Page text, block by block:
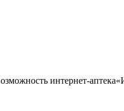
интернет-